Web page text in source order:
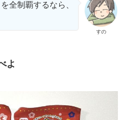
すの
全制覇するなら、
よ